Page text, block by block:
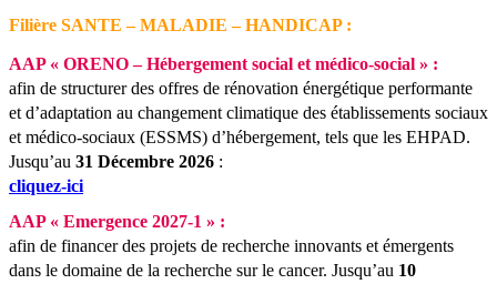
Filière SANTE – MALADIE – HANDICAP :
AAP « ORENO – Hébergement social et médico-social » :
afin de structurer des offres de rénovation énergétique performante
et d’adaptation au changement climatique des établissements sociaux
et médico-sociaux (ESSMS) d’hébergement, tels que les EHPAD.
Jusqu’au 31 Décembre 2026 :
cliquez-ici
AAP « Emergence 2027-1 » :
afin de financer des projets de recherche innovants et émergents
dans le domaine de la recherche sur le cancer. Jusqu’au 10